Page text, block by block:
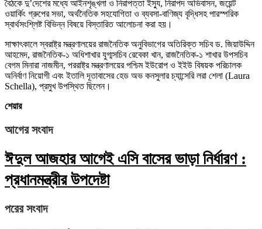
বৈঠকে দু’দেশের মধ্যে আইনশৃঙ্খলা ও নিরাপত্তা ইস্যু, নিরাপদ অভিবাসন, জয়েন্ট
ওয়ার্কিং গ্রুপের সভা, অর্থনৈতিক সহযোগিতা ও ব্যবসা-বাণিজ্য বৃদ্ধিসহ পারস্পরিক
স্বার্থসংশ্লিষ্ট বিভিন্ন বিষয়ে বিস্তারিত আলোচনা করা হয়।
সাক্ষাৎকালে স্বরাষ্ট্র মন্ত্রণালয়ের রাজনৈতিক অনুবিভাগের অতিরিক্ত সচিব ড. জিয়াউদ্দিন
আহমেদ, রাজনৈতিক-১ অধিশাখার যুগ্মসচিব রেবেকা খান, রাজনৈতিক-১ শাখার উপসচিব
বেগম মিনারা নাজমীন, পররাষ্ট্র মন্ত্রণালয়ের পশ্চিম ইউরোপ ও ইইউ বিষয়ক পরিচালক
অনির্বাণ নিয়োগী এবং ইতালি দূতাবাসের হেড অভ কনসুলার চ্যান্সেরি লরা শেলা (Laura
Schella), প্রমুখ উপস্থিত ছিলেন।
শেয়ার
আগের সংবাদ
ঈদুল আজহার আগেই এসি বাসের ভাড়া নির্ধারণ :
প্রধানমন্ত্রীর উপদেষ্টা
পরের সংবাদ